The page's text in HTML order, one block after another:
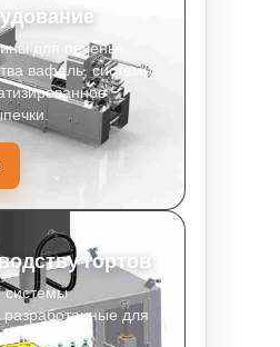
для печенья,
вафель, системы
тортов
системы
разработанные для
и